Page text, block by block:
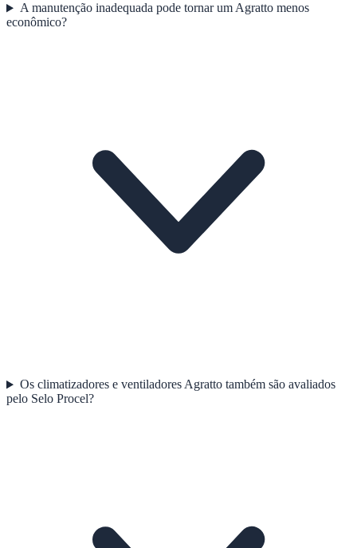
A manutenção inadequada pode tornar um Agratto menos
econômico?
Os climatizadores e ventiladores Agratto também são avaliados
pelo Selo Procel?